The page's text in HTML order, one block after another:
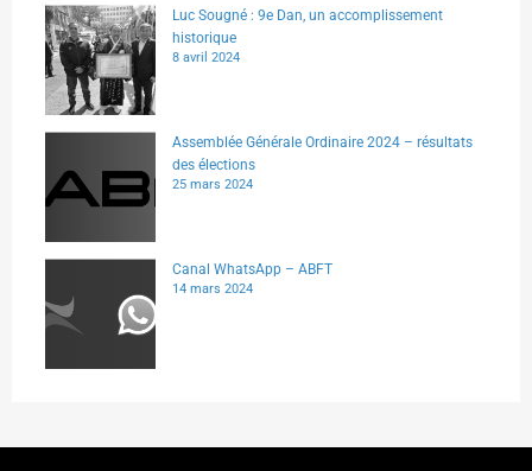
Luc Sougné : 9e Dan, un accomplissement
historique
8 avril 2024
Assemblée Générale Ordinaire 2024 – résultats
des élections
25 mars 2024
Canal WhatsApp – ABFT
14 mars 2024